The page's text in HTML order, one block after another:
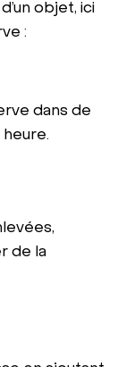
objet, ici
:
dans de
heure.
de la